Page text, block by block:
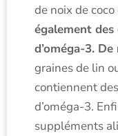
de noix de coco
également
d’oméga-3. De
graines de lin
contiennent
d’oméga-3.
suppléments